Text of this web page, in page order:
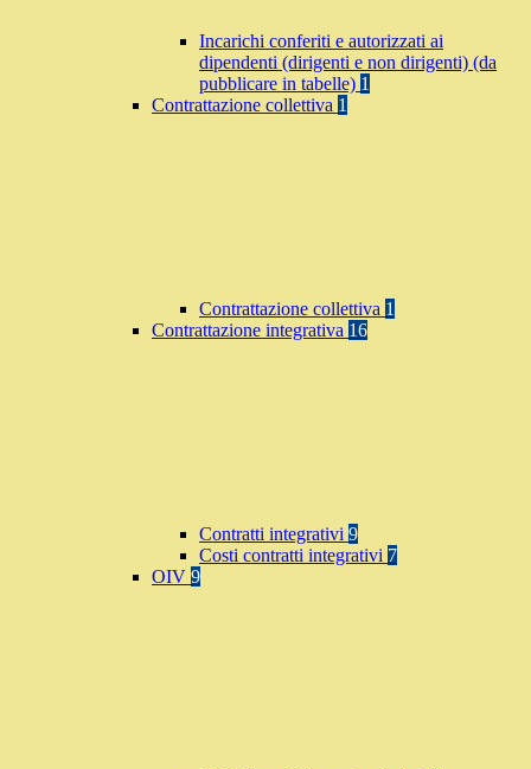
Incarichi conferiti e autorizzati ai
dipendenti (dirigenti e non dirigenti) (da
pubblicare in tabelle) 1
Contrattazione collettiva 1
Contrattazione collettiva 1
Contrattazione integrativa 16
Contratti integrativi 9
Costi contratti integrativi 7
OIV 9